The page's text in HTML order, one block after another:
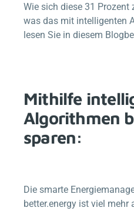
Wie sich diese 31
was das mit intelligenten
lesen Sie in diesem
Mithilfe
Algorithmen
sparen:
Die smarte
better.energy ist viel mehr